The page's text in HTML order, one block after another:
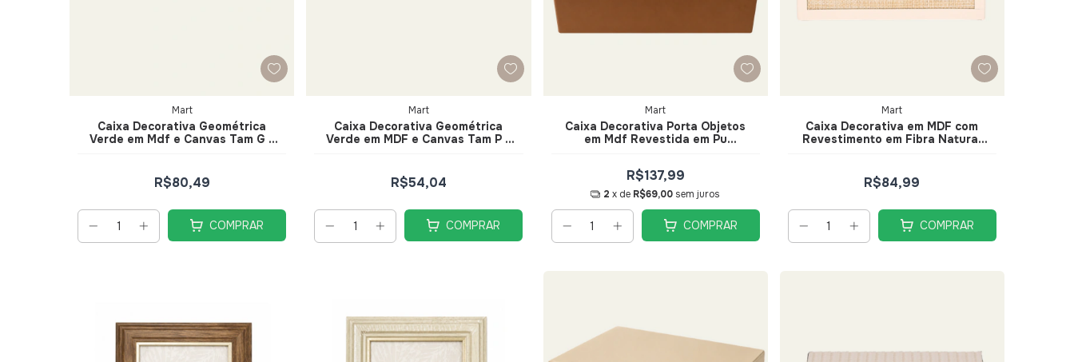
Mart
Caixa Decorativa Geométrica
Verde em Mdf e Canvas Tam G -
R$80,49
COMPRAR
Mart
Caixa Decorativa Geométrica
Verde em MDF e Canvas Tam P -
R$54,04
COMPRAR
Mart
Caixa Decorativa Porta Objetos
em Mdf Revestida em Pu
R$137,99
2 x de R$69,00 sem juros
COMPRAR
Mart
Caixa Decorativa em MDF com
Revestimento em Fibra Natural
R$84,99
COMPRAR